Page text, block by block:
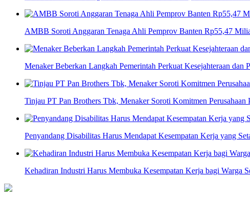
AMBB Soroti Anggaran Tenaga Ahli Pemprov Banten Rp55,47
Menaker Beberkan Langkah Pemerintah Perkuat Kesejahteraan dan
Tinjau PT Pan Brothers Tbk, Menaker Soroti Komitmen Perusahaan
Penyandang Disabilitas Harus Mendapat Kesempatan Kerja yang
Kehadiran Industri Harus Membuka Kesempatan Kerja bagi Warga